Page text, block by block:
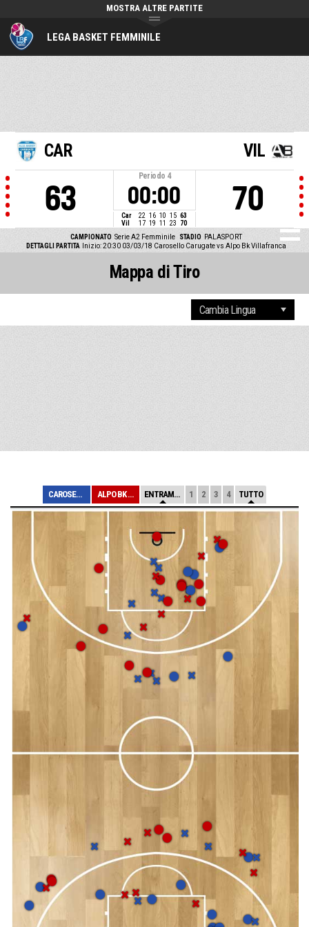
LEGA BASKET FEMMINILE
MOSTRA ALTRE PARTITE
CAR
63
Periodo 4
00:00
Car 22 16 10 15 63
Vil
17 19 11 23 70
VIL
70
CAMPIONATO Serie A2 Femminile STADIO PALASPORT
DETTAGLI PARTITA
Inizio: 20:30 03/03/18 Carosello Carugate vs Alpo Bk Villafranca
Mappa di Tiro
CAROSELLO CARUG... ALPO BK VILLAFR... ENTRAMBE 1 2 3 4 TUTTO